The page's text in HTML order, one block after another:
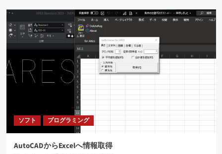
ソフト プログラミング
AutoCADからExcelへ情報取得